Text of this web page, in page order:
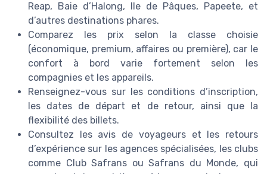
Reap, Baie d’Halong, Ile de Pâques, Papeete, et
d’autres destinations phares.
Comparez les prix selon la classe choisie
(économique, premium, affaires ou première), car le
confort à bord varie fortement selon les
compagnies et les appareils.
Renseignez-vous sur les conditions d’inscription,
les dates de départ et de retour, ainsi que la
flexibilité des billets.
Consultez les avis de voyageurs et les retours
d’expérience sur les agences spécialisées, les clubs
comme Club Safrans ou Safrans du Monde, qui